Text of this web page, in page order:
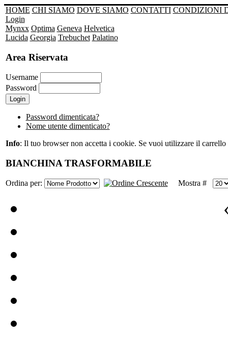
HOME CHI SIAMO DOVE SIAMO CONTATTI CONDIZIONI
Login
Mynxx Optima Geneva Helvetica
Lucida Georgia Trebuchet Palatino
Area Riservata
Username
Password
Password dimenticata?
Nome utente dimenticato?
Info: Il tuo browser non accetta i cookie. Se vuoi utilizzare il
BIANCHINA TRASFORMABILE
Ordina per: Mostra #